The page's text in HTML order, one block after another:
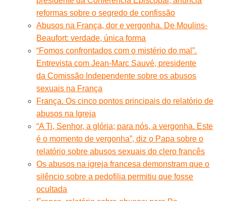
reformas sobre o segredo de confissão
Abusos na França, dor e vergonha. De Moulins-
Beaufort: verdade, única forma
“Fomos confrontados com o mistério do mal”.
Entrevista com Jean-Marc Sauvé, presidente
da Comissão Independente sobre os abusos
sexuais na França
França. Os cinco pontos principais do relatório de
abusos na Igreja
“A Ti, Senhor, a glória; para nós, a vergonha. Este
é o momento de vergonha”, diz o Papa sobre o
relatório sobre abusos sexuais do clero francês
Os abusos na igreja francesa demonstram que o
silêncio sobre a pedofilia permitiu que fosse
ocultada